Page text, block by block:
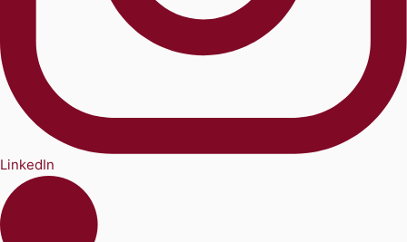
LinkedIn